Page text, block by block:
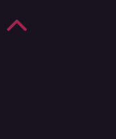
Anterior